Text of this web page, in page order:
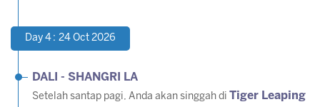
Day 4 : 24 Oct 2026
DALI - SHANGRI LA
Setelah santap pagi, Anda akan singgah di Tiger Leaping